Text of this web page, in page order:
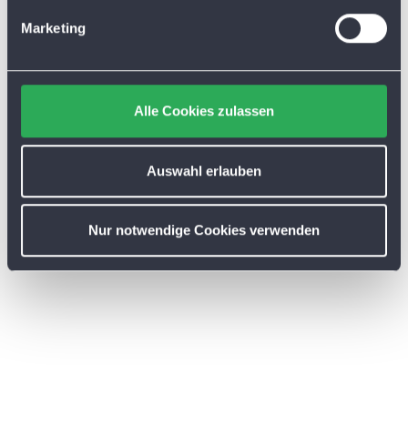
Marketing
Alle Cookies zulassen
Auswahl erlauben
Nur notwendige Cookies verwenden